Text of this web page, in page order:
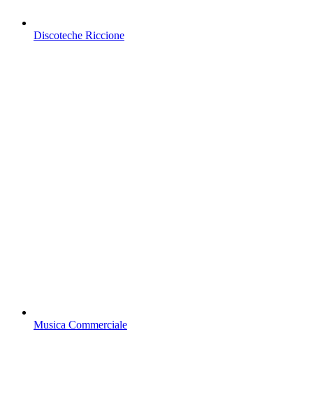
Discoteche Riccione
Musica Commerciale